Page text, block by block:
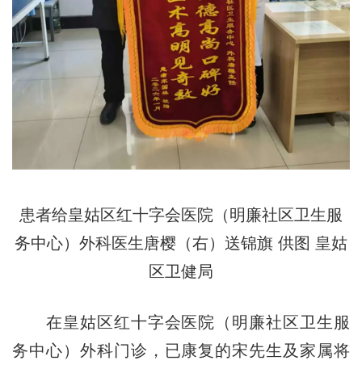
患者给皇姑区红十字会医院（明廉社区卫生服
务中心）外科医生唐樱（右）送锦旗 供图 皇姑
区卫健局
在皇姑区红十字会医院（明廉社区卫生服
务中心）外科门诊，已康复的宋先生及家属将